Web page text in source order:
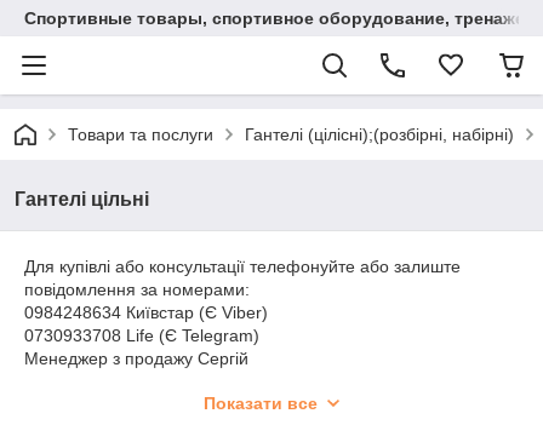
Спортивные товары, спортивное оборудование,
Товари та послуги Гантелі (цілісні);(розбірні, набірні)
Гантелі цільні
Для купівлі або консультації телефонуйте або залиште
повідомлення за номерами:
0984248634 Київстар (Є Viber)
0730933708 Life (Є Telegram)
Менеджер з продажу Сергій
Показати все